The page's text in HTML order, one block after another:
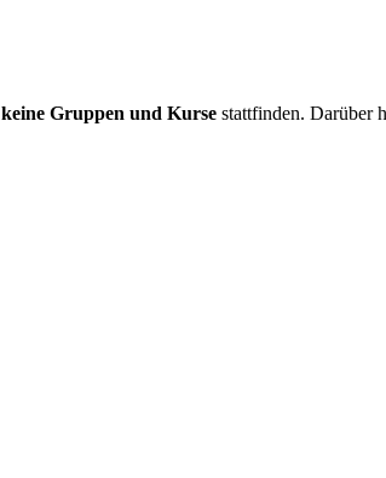
keine Gruppen und Kurse stattfinden. Darüber